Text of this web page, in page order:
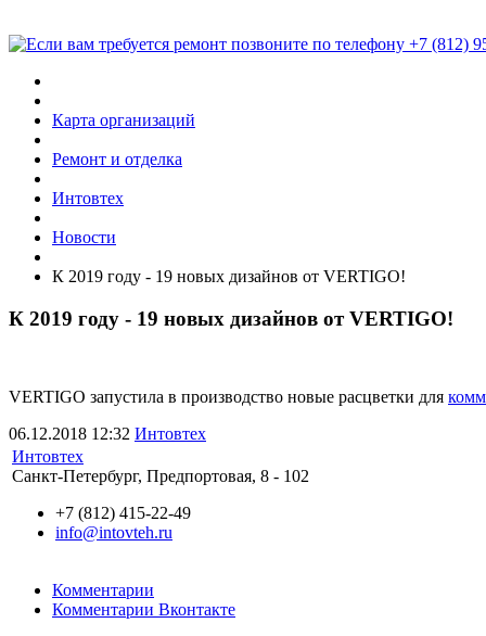
Карта организаций
Ремонт и отделка
Интовтех
Новости
К 2019 году - 19 новых дизайнов от VERTIGO!
К 2019 году - 19 новых дизайнов от VERTIGO!
VERTIGO запустила в производство новые расцветки для
06.12.2018 12:32 Интовтех
Интовтех
Санкт-Петербург, Предпортовая, 8 - 102
+7 (812) 415-22-49
info@intovteh.ru
Комментарии
Комментарии Вконтакте